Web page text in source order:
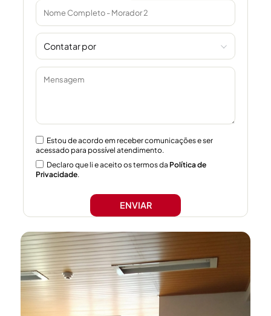
Contatar por
Estou de acordo em receber comunicações e ser
acessado para possível atendimento.
Declaro que li e aceito os termos da Política de
Privacidade.